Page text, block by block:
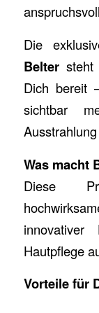
Die
Beltersteht
Dich bereit
sichtbar
Was macht
Diese
Hautpflege
Vorteile für